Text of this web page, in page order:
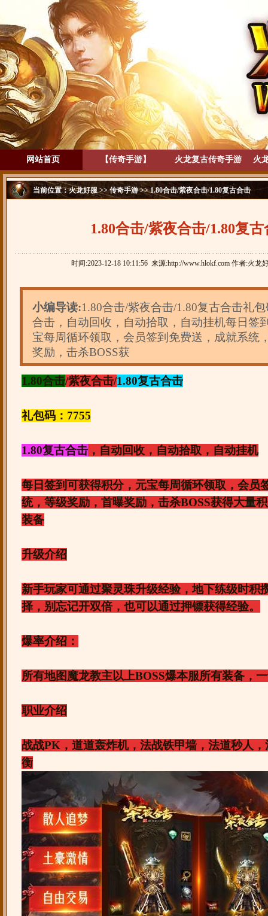
网站首页 【传奇手游】 火龙复古传奇手游 火
当前位置：火龙好服>>传奇手游>> 1.80合击/紫夜合击/1.80复古合击
1.80合击/紫夜合击/1.80复古
时间:2023-12-18 10:11:56 来源:http://www.hlokf.com 作者:火龙
小编导读:1.80合击/紫夜合击/1.80复古合击礼
合击，自动回收，自动拾取，自动挂机每日签
宝每周循环领取，会员签到免费送，成就系统
奖励，击杀BOSS获
1.80合击/紫夜合击/1.80复古合击
礼包码：7755
1.80复古合击，自动回收，自动拾取，自动挂机
每日签到可获得积分，元宝每周循环领取，会员
统，等级奖励，首曝奖励，击杀BOSS获得大量
装备
升级介绍
新手玩家可通过聚灵珠升级经验，地下练级时积
择，别忘记开双倍，也可以通过押镖获得经验。
爆率介绍：
所有地图魔龙教主以上BOSS爆本服所有装备，
职业介绍
战战PK，道道轰炸机，法战铁甲墙，法道秒人
衡